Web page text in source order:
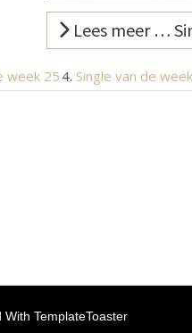
Lees meer …
week 25 Single van de
With TemplateToaster